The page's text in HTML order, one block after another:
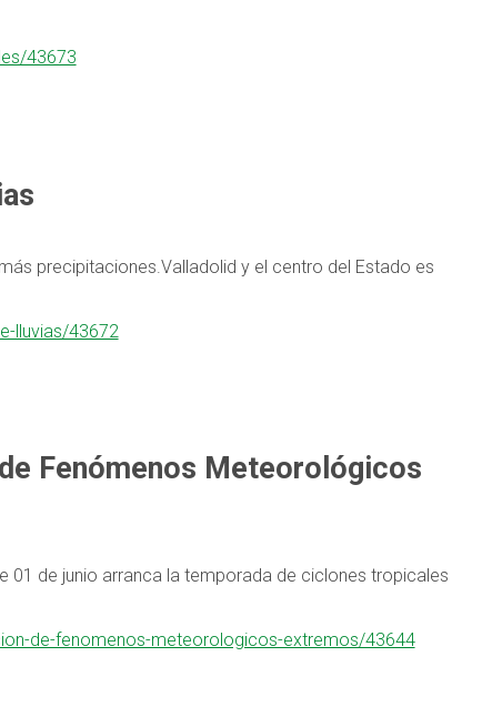
43673
precipitaciones.Valladolid y el centro del Estado es
lluvias/43672
Fenómenos Meteorológicos
01 de junio arranca la temporada de ciclones tropicales
de-fenomenos-meteorologicos-extremos/43644